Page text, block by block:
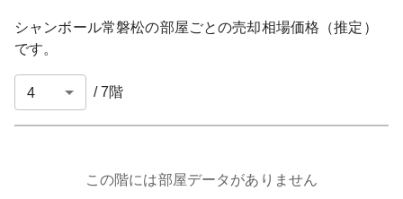
シャンボール常磐松の部屋ごとの売却相場価格（推定）
です。
/7階
この階には部屋データがありません